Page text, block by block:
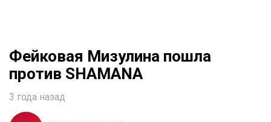
Фейковая Мизулина пошла
против SHAMANA
3 года назад